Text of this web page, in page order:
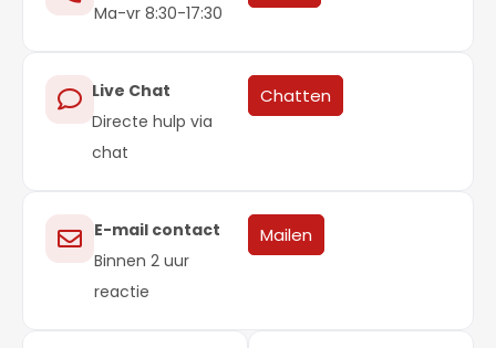
Ma-vr 8:30-17:30
Live Chat
Directe hulp via
chat
Chatten
E-mail contact
Binnen 2 uur
reactie
Mailen